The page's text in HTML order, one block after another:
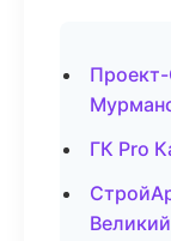
ГК Pro